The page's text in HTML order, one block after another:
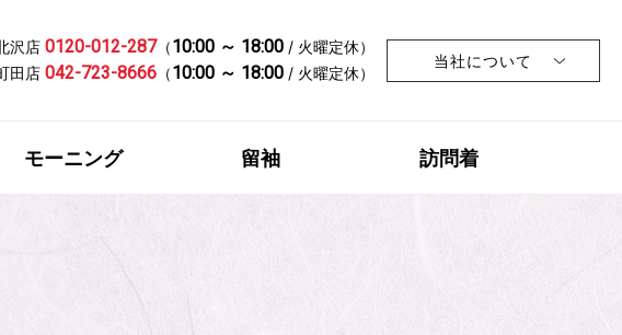
沢店 0120-012-287（10:00 ～ 18:00 / 火曜定休）
田店 042-723-8666 （10:00 ～ 18:00 / 火曜定休）
当社について
モーニング 留袖 訪問着